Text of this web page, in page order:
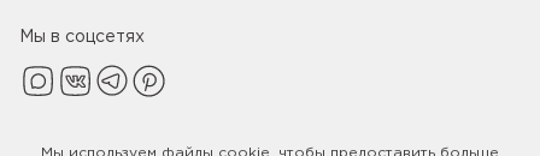
Мы в соцсетях
Мы используем файлы cookie , чтобы предоставить больше